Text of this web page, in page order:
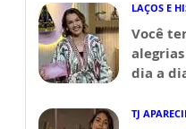
LAÇOS E
Você
dia a
TJ